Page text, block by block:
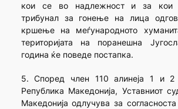
кои се во надлежност и за кои
трибунал за гонење на лица
кршење на меѓународното
територијата на поранешна
година ќе поведе постапка.
5. Според член 110 алинеја 1 и 2
Република Македонија, Уставниот
Македонија одлучува за